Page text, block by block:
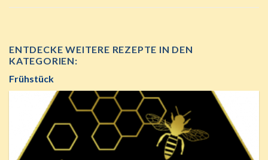
ENTDECKE WEITERE REZEPTE IN DEN
KATEGORIEN:
Frühstück